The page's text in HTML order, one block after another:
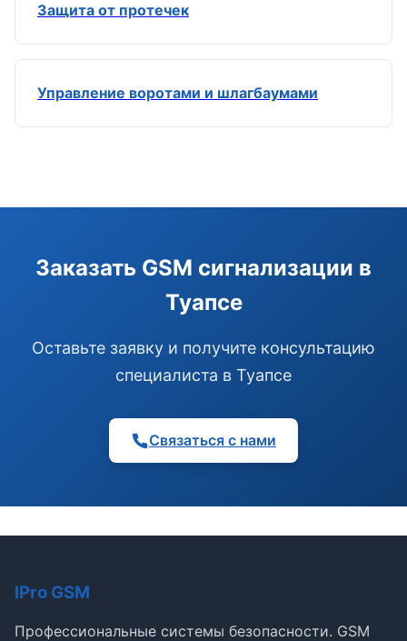
Защита от протечек
Управление воротами и шлагбаумами
Заказать GSM сигнализации в
Туапсе
Оставьте заявку и получите консультацию
специалиста в Туапсе
Связаться с нами
IPro GSM
Профессиональные системы безопасности. GSM